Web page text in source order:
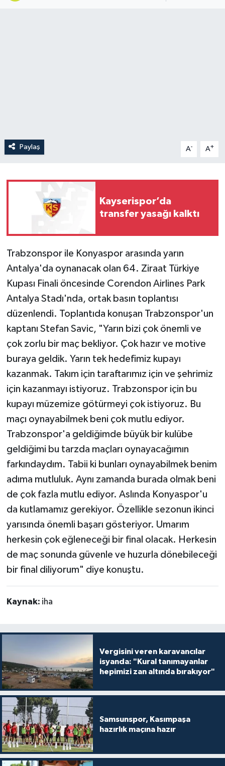
Paylaş A- A+
Kayserispor’da
transfer yasağı kalktı
Trabzonspor ile Konyaspor arasında yarın
Antalya'da oynanacak olan 64. Ziraat Türkiye
Kupası Finali öncesinde Corendon Airlines Park
Antalya Stadı'nda, ortak basın toplantısı
düzenlendi. Toplantıda konuşan Trabzonspor'un
kaptanı Stefan Savic, "Yarın bizi çok önemli ve
çok zorlu bir maç bekliyor. Çok hazır ve motive
buraya geldik. Yarın tek hedefimiz kupayı
kazanmak. Takım için taraftarımız için ve şehrimiz
için kazanmayı istiyoruz. Trabzonspor için bu
kupayı müzemize götürmeyi çok istiyoruz. Bu
maçı oynayabilmek beni çok mutlu ediyor.
Trabzonspor'a geldiğimde büyük bir kulübe
geldiğimi bu tarzda maçları oynayacağımın
farkındaydım. Tabii ki bunları oynayabilmek benim
adıma mutluluk. Aynı zamanda burada olmak beni
de çok fazla mutlu ediyor. Aslında Konyaspor'u
da kutlamamız gerekiyor. Özellikle sezonun ikinci
yarısında önemli başarı gösteriyor. Umarım
herkesin çok eğleneceği bir final olacak. Herkesin
de maç sonunda güvenle ve huzurla dönebileceği
bir final diliyorum" diye konuştu.
Kaynak: iha
Vergisini veren karavancılar
isyanda: "Kural tanımayanlar
hepimizi zan altında bırakıyor"
Samsunspor, Kasımpaşa
hazırlık maçına hazır